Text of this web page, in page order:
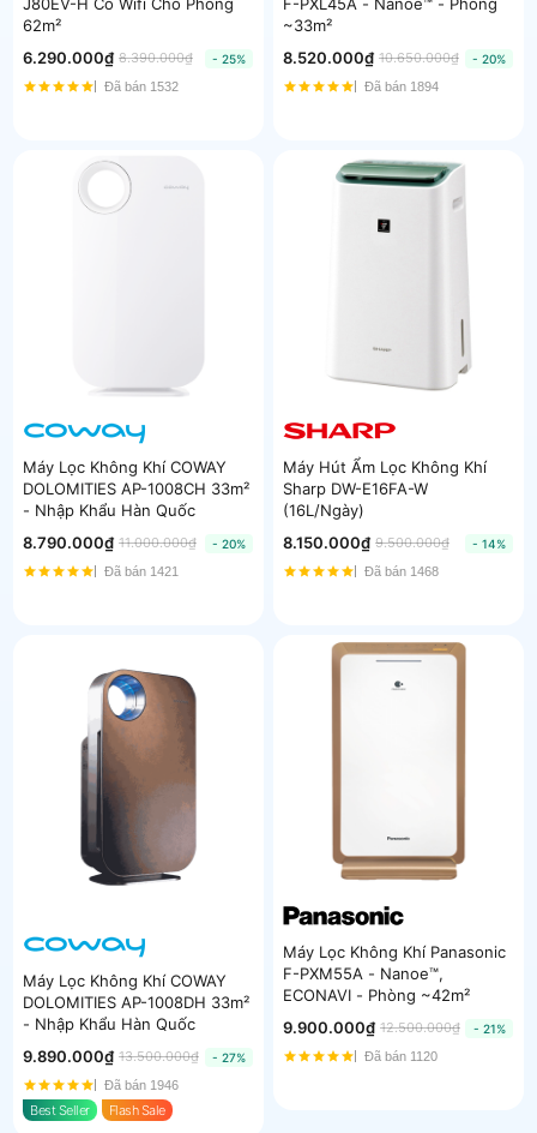
62m²
6.290.000₫ 8.390.000₫
- 25%
Đã bán 1532
~33m²
8.520.000₫ 10.650.000₫
- 20%
Đã bán 1894
Máy Lọc Không Khí COWAY
DOLOMITIES AP-1008CH 33m²
- Nhập Khẩu Hàn Quốc
8.790.000₫ 11.000.000₫
- 20%
Đã bán 1421
Máy Hút Ẩm Lọc Không Khí
Sharp DW-E16FA-W
(16L/Ngày)
8.150.000₫ 9.500.000₫
- 14%
Đã bán 1468
Máy Lọc Không Khí COWAY
DOLOMITIES AP-1008DH 33m²
- Nhập Khẩu Hàn Quốc
9.890.000₫ 13.500.000₫
- 27%
Đã bán 1946
Best Seller Flash Sale
Máy Lọc Không Khí Panasonic
F-PXM55A - Nanoe™,
ECONAVI - Phòng ~42m²
9.900.000₫ 12.500.000₫
- 21%
Đã bán 1120